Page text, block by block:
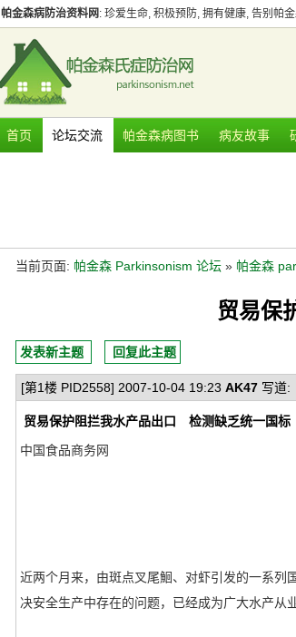
帕金森病防治资料网 : 珍爱生命, 积极预防, 拥有健康, 告别帕
首页 论坛交流 帕金森病图书 病友故事
当前页面: 帕金森 Parkinsonism 论坛 » 帕金森
贸易保
发表新主题 回复此主题
[第1楼 PID2558] 2007-10-04 19:23 AK47 写道:
贸易保护阻拦我水产品出口 检测缺乏统一国标
中国食品商务网
近两个月来，由斑点叉尾鮰、对虾引发的一系列
决安全生产中存在的问题，已经成为广大水产从